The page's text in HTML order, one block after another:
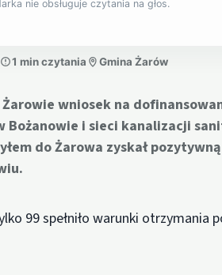
nie obsługuje czytania na głos.
1 min czytania Gmina Żarów
Żarowie wniosek na
Bożanowie i sieci kanalizacji
do Żarowa zyskał
99 spełniło warunki otrzymania